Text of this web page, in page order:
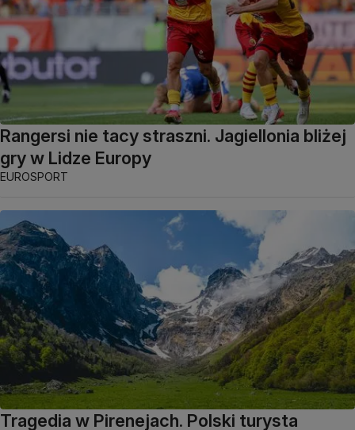
Rangersi nie tacy straszni. Jagiellonia bliżej
gry w Lidze Europy
EUROSPORT
Tragedia w Pirenejach. Polski turysta